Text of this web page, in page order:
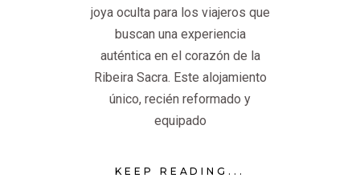
joya oculta para los viajeros que
buscan una experiencia
auténtica en el corazón de la
Ribeira Sacra. Este alojamiento
único, recién reformado y
equipado
KEEP READING...